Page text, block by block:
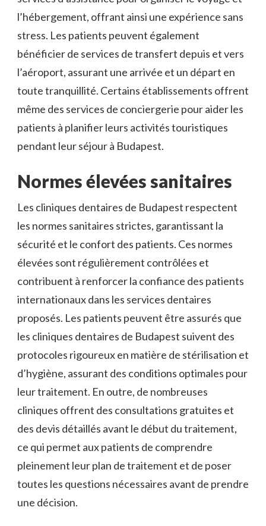
l’hébergement, offrant ainsi une expérience sans
stress. Les patients peuvent également
bénéficier de services de transfert depuis et vers
l’aéroport, assurant une arrivée et un départ en
toute tranquillité. Certains établissements offrent
même des services de conciergerie pour aider les
patients à planifier leurs activités touristiques
pendant leur séjour à Budapest.
Normes élevées sanitaires
Les cliniques dentaires de Budapest respectent
les normes sanitaires strictes, garantissant la
sécurité et le confort des patients. Ces normes
élevées sont régulièrement contrôlées et
contribuent à renforcer la confiance des patients
internationaux dans les services dentaires
proposés. Les patients peuvent être assurés que
les cliniques dentaires de Budapest suivent des
protocoles rigoureux en matière de stérilisation et
d’hygiène, assurant des conditions optimales pour
leur traitement. En outre, de nombreuses
cliniques offrent des consultations gratuites et
des devis détaillés avant le début du traitement,
ce qui permet aux patients de comprendre
pleinement leur plan de traitement et de poser
toutes les questions nécessaires avant de prendre
une décision.